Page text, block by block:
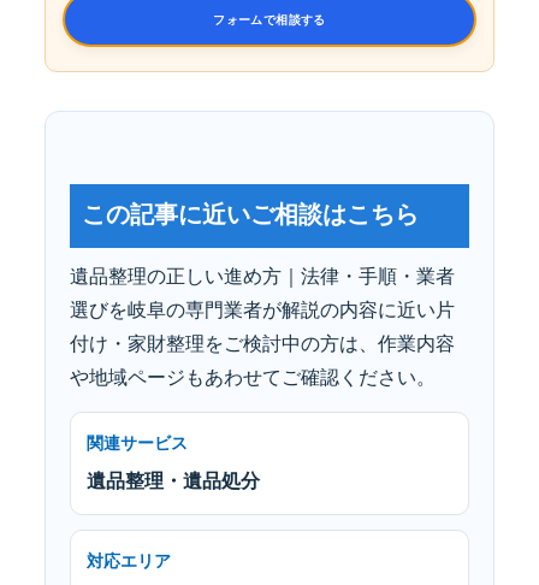
フォームで相談する
この記事に近いご相談はこちら
遺品整理の正しい進め方｜法律・手順・業者
選びを岐阜の専門業者が解説の内容に近い片
付け・家財整理をご検討中の方は、作業内容
や地域ページもあわせてご確認ください。
関連サービス
遺品整理・遺品処分
対応エリア